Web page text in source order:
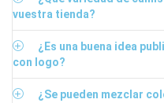
vuestra tienda?
¿Es una buena idea
con logo?
¿Se pueden mezclar